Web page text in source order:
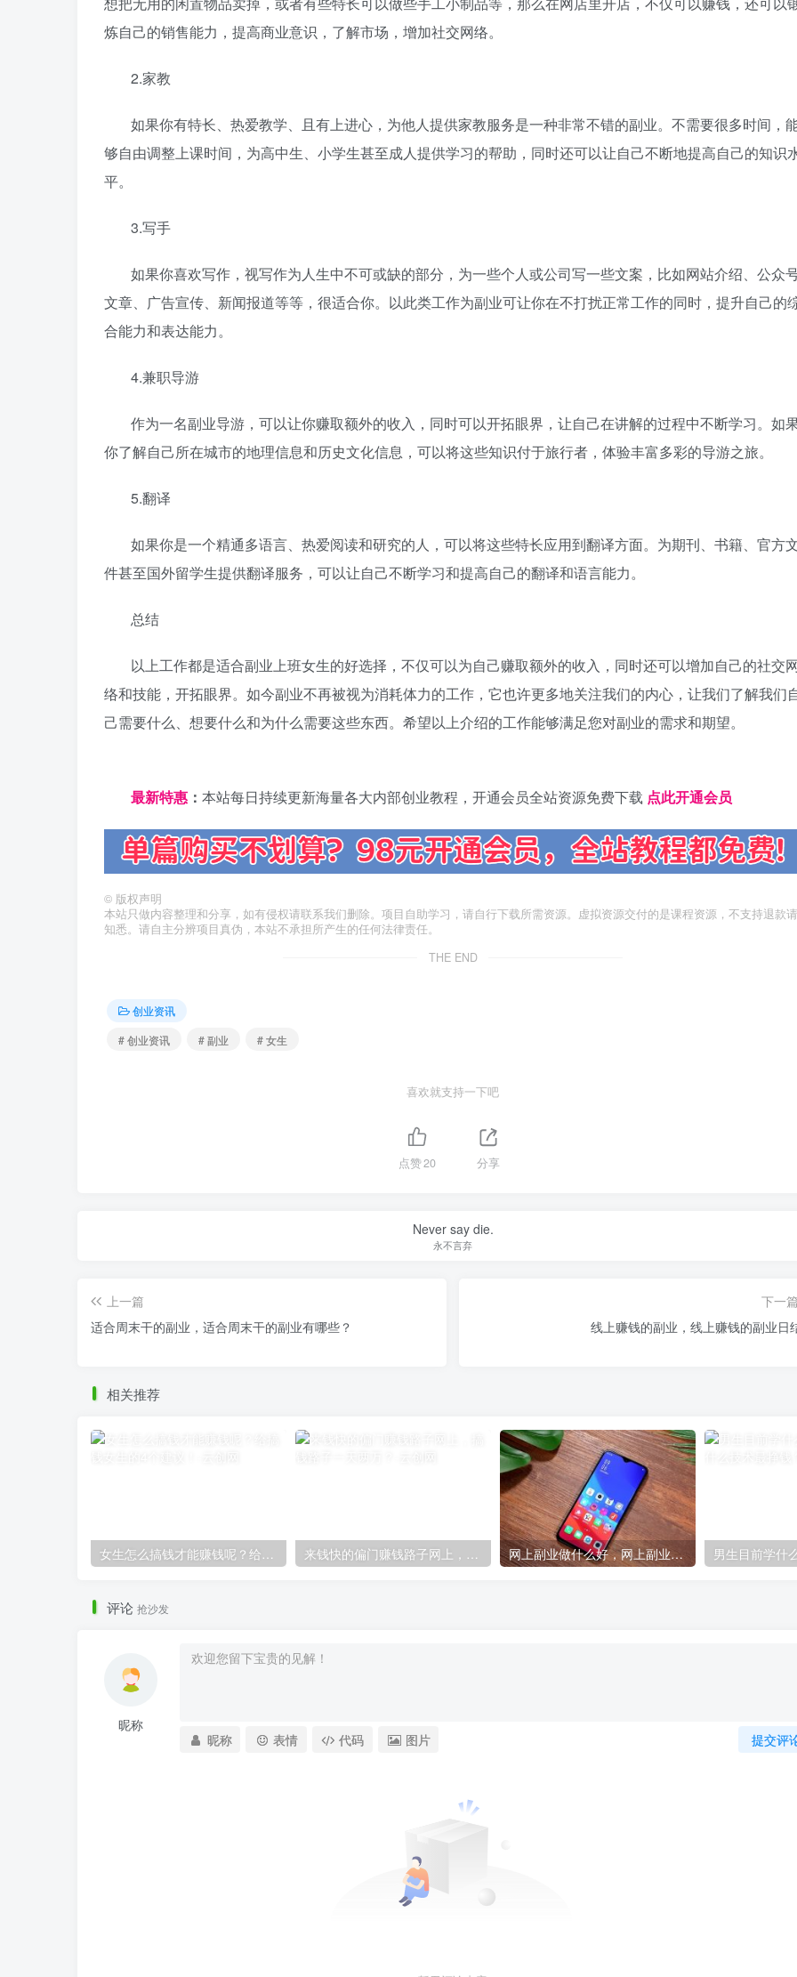
炼自己的销售能力，提高商业意识，了解市场，增加社交网络。
2.家教
如果你有特长、热爱教学、且有上进心，为他人提供家教服务是一种非常不错的副业。不需要很多时间，
够自由调整上课时间，为高中生、小学生甚至成人提供学习的帮助，同时还可以让自己不断地提高自己的知识
平。
3.写手
如果你喜欢写作，视写作为人生中不可或缺的部分，为一些个人或公司写一些文案，比如网站介绍、公众
文章、广告宣传、新闻报道等等，很适合你。以此类工作为副业可让你在不打扰正常工作的同时，提升自己的
合能力和表达能力。
4.兼职导游
作为一名副业导游，可以让你赚取额外的收入，同时可以开拓眼界，让自己在讲解的过程中不断学习。如
你了解自己所在城市的地理信息和历史文化信息，可以将这些知识付于旅行者，体验丰富多彩的导游之旅。
5.翻译
如果你是一个精通多语言、热爱阅读和研究的人，可以将这些特长应用到翻译方面。为期刊、书籍、官方
件甚至国外留学生提供翻译服务，可以让自己不断学习和提高自己的翻译和语言能力。
总结
以上工作都是适合副业上班女生的好选择，不仅可以为自己赚取额外的收入，同时还可以增加自己的社交
络和技能，开拓眼界。如今副业不再被视为消耗体力的工作，它也许更多地关注我们的内心，让我们了解我们
己需要什么、想要什么和为什么需要这些东西。希望以上介绍的工作能够满足您对副业的需求和期望。
最新特惠 ： 本站每日持续更新海量各大内部创业教程，开通会员全站资源免费下载 点此开通会员
© 版权声明
本站只做内容整理和分享，如有侵权请联系我们删除。项目自助学习，请自行下载所需资源。虚拟资源交付的是课程资源，不支持退款请
知悉。请自主分辨项目真伪，本站不承担所产生的任何法律责任。
THE END
创业资讯
# 创业资讯
# 副业 # 女生
喜欢就支持一下吧
点赞20 分享
Never say die.
永不言弃
上一篇
适合周末干的副业，适合周末干的副业有哪些？
下一
线上赚钱的副业，线上赚钱的副业日
相关推荐
网上副业做什么好，网上副业做什么好赚钱？
评论 抢沙发
昵称
提交评
昵称 表情 代码 图片